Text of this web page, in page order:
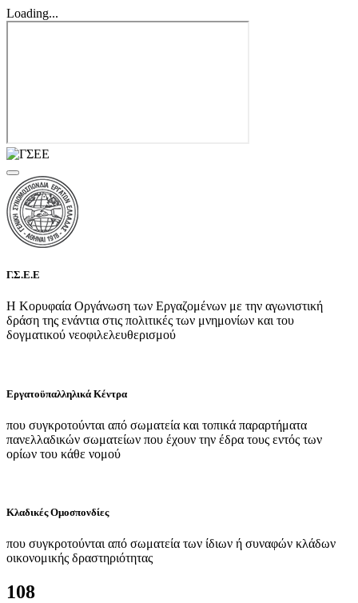
Loading...
Γ.Σ.Ε.Ε
Η Κορυφαία Οργάνωση των Εργαζομένων με την αγωνιστική
δράση της ενάντια στις πολιτικές των μνημονίων και του
δογματικού νεοφιλελευθερισμού
Εργατοϋπαλληλικά Κέντρα
που συγκροτούνται από σωματεία και τοπικά παραρτήματα
πανελλαδικών σωματείων που έχουν την έδρα τους εντός των
ορίων του κάθε νομού
Κλαδικές Ομοσπονδίες
που συγκροτούνται από σωματεία των ίδιων ή συναφών κλάδων
οικονομικής δραστηριότητας
108